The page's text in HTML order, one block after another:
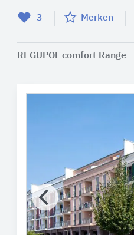
3 Merken
REGUPOL comfort Range